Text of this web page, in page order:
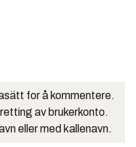
for å kommentere.
av brukerkonto.
eller med kallenavn.